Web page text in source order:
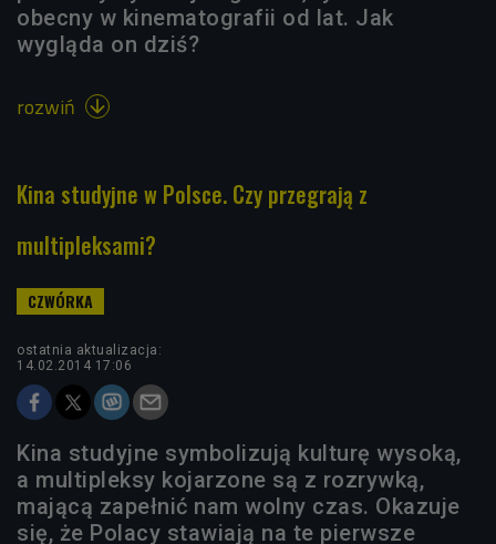
obecny w kinematografii od lat. Jak
wygląda on dziś?
rozwiń 
Kina studyjne w Polsce. Czy przegrają z
multipleksami?
ostatnia aktualizacja:
14.02.2014 17:06
Kina studyjne symbolizują kulturę wysoką,
a multipleksy kojarzone są z rozrywką,
mającą zapełnić nam wolny czas. Okazuje
się, że Polacy stawiają na te pierwsze